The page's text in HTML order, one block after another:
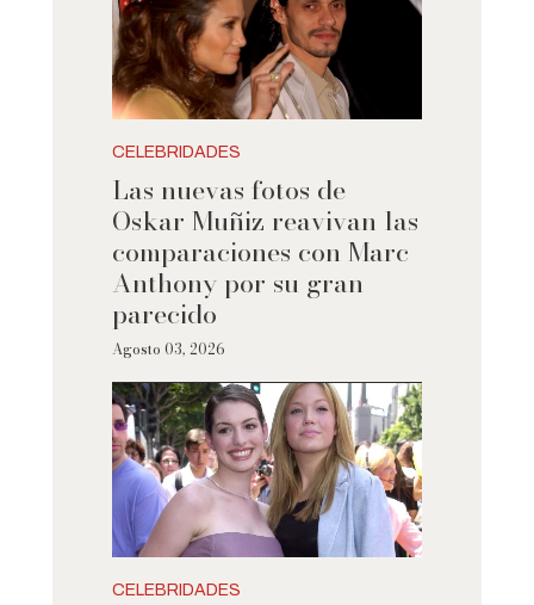
CELEBRIDADES
Las nuevas fotos de
Oskar Muñiz reavivan las
comparaciones con Marc
Anthony por su gran
parecido
Agosto 03, 2026
CELEBRIDADES